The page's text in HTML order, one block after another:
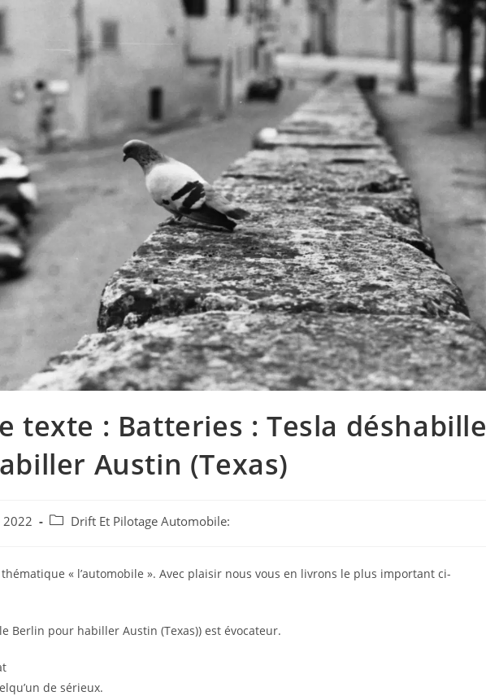
texte : Batteries : Tesla déshabille
Austin (Texas)
2022
Post Drift Et Pilotage Automobile:
« l’automobile ». Avec plaisir nous vous en livrons le plus important ci-
Berlin pour habiller Austin (Texas)) est évocateur.
de sérieux.